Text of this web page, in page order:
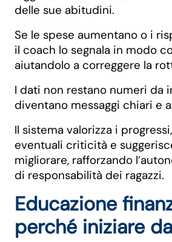
delle sue abitudini.
Se le spese aumentano o i
il coach lo segnala in modo
aiutandolo a correggere la
I dati non restano numeri da
diventano messaggi chiari e
Il sistema valorizza i
eventuali criticità e
migliorare, rafforzando
di responsabilità dei ragazzi.
Educazione
perché iniziare